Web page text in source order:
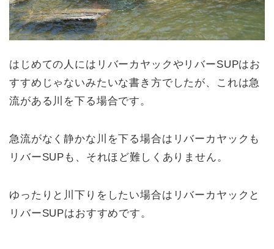
はじめての人にはリバーカヤックやリバーSUPはお
すすめじゃないみたいな書き方でしたが、これは急
流がある川を下る場合です。
急流がなく静かな川を下る場合はリバーカヤックも
リバーSUPも、それほど難しくありません。
ゆったりと川下りをしたい場合はリバーカヤックと
リバーSUPはおすすめです。